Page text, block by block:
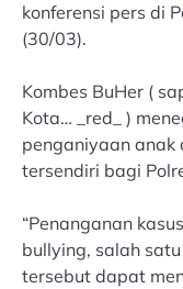
konferensi pers di
(30/03).
Kombes BuHer (
Kota… _red_ )
penganiyaan anak
tersendiri bagi
“Penanganan
bullying, salah
tersebut dapat